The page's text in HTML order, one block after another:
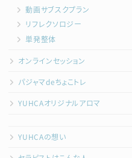
動画サブスクプラン
リフレクソロジー
単発整体
オンラインセッション
パジャマdeちょこトレ
YUHCAオリジナルアロマ
YUHCAの想い